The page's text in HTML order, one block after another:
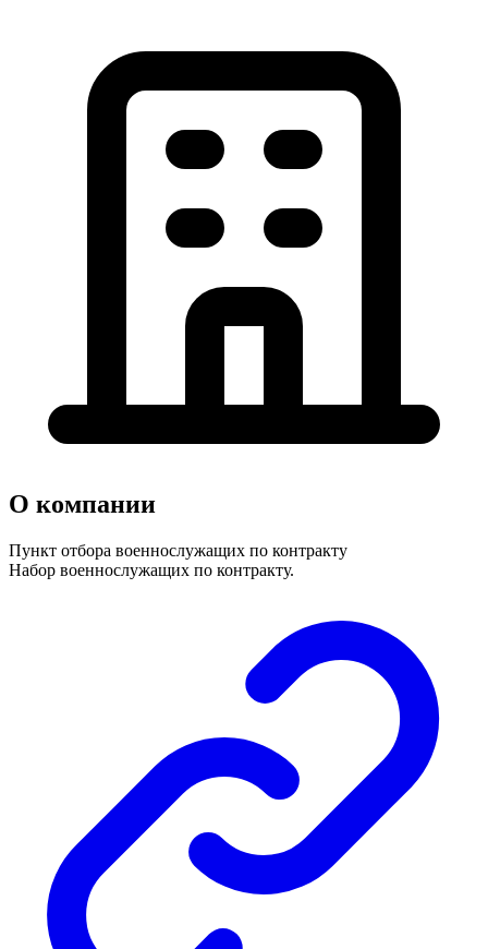
О компании
Пункт отбора военнослужащих по контракту
Набор военнослужащих по контракту.